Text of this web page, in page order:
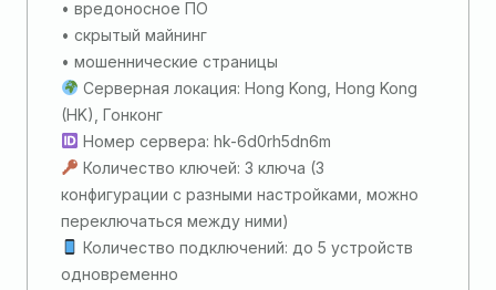
• вредоносное ПО
• скрытый майнинг
• мошеннические страницы
Серверная локация: Hong Kong, Hong Kong
(HK), Гонконг
Номер сервера: hk-6d0rh5dn6m
Количество ключей: 3 ключа (3
конфигурации с разными настройками, можно
переключаться между ними)
Количество подключений: до 5 устройств
одновременно